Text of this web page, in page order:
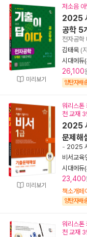
미리보기
저소음
2025
공학 5
전자공학
김태욱 (
시대에듀
26,100
양탄자배
미리보기
워리스톤
천 교재 3
2025
문제해
- 2025
비서교육
시대에듀
23,400
책소개페
양탄자배
워리스톤
천 교재 3